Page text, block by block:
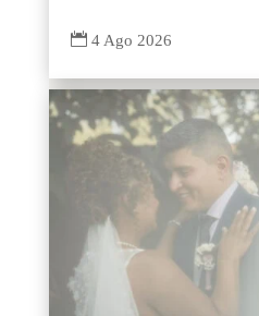
 4 Ago 2026